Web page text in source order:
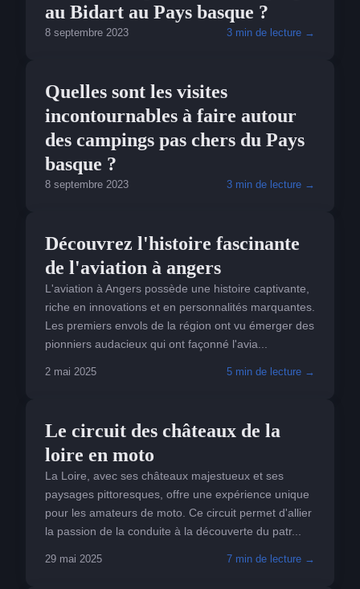
au Bidart au Pays basque ?
8 septembre 2023 3 min de lecture →
Quelles sont les visites
incontournables à faire autour
des campings pas chers du Pays
basque ?
8 septembre 2023 3 min de lecture →
Découvrez l'histoire fascinante
de l'aviation à angers
L'aviation à Angers possède une histoire captivante,
riche en innovations et en personnalités marquantes.
Les premiers envols de la région ont vu émerger des
pionniers audacieux qui ont façonné l'avia...
2 mai 2025 5 min de lecture →
Le circuit des châteaux de la
loire en moto
La Loire, avec ses châteaux majestueux et ses
paysages pittoresques, offre une expérience unique
pour les amateurs de moto. Ce circuit permet d'allier
la passion de la conduite à la découverte du patr...
29 mai 2025 7 min de lecture →